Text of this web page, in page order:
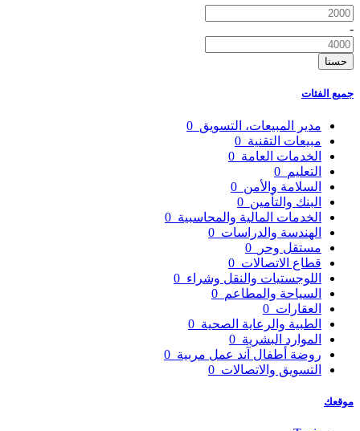
-
حسنا
جميع الفئات
مدير المبيعات، التسويق
مبيعات التقنية
الخدمات العامة
التعليم
السلامة والأمن
البنك والتأمين
الخدمات المالية والمحاسبية
الهندسة والدراسات
مستقل وحر
قطاع الاتصالات
اللوجستيات والنقل وشراء
السياحة والمطاعم
العقارات
الطبية والرعاية الصحية
الموارد البشرية
روضة أطفال آند عمل مربية
التسويق والاتصالات
موقعك